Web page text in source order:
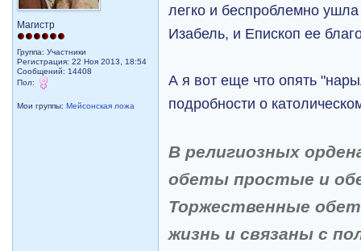
Магистр
Группа: Участники
Регистрация: 22 Ноя 2013, 18:54
Сообщений: 14408
Пол:
Мои группы:Мейсонская ложа
легко и беспроблемно
Изабель, и Епископ ее
А я вот еще что опять
подробности о
В религиозных
обеты простые и
Торжественные
жизнь и связаны с